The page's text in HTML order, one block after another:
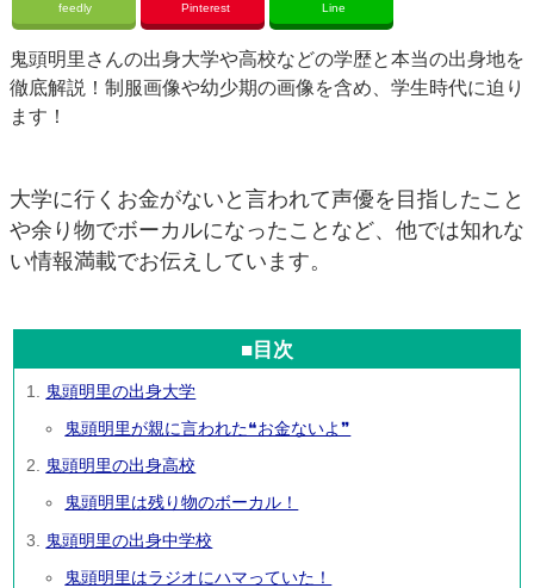
feedly Pinterest Line
鬼頭明里さんの出身大学や高校などの学歴と本当の出身地を
徹底解説！制服画像や幼少期の画像を含め、学生時代に迫り
ます！
大学に行くお金がないと言われて声優を目指したこと
や余り物でボーカルになったことなど、他では知れな
い情報満載でお伝えしています。
■目次
鬼頭明里の出身大学
鬼頭明里が親に言われた❝お金ないよ❞
鬼頭明里の出身高校
鬼頭明里は残り物のボーカル！
鬼頭明里の出身中学校
鬼頭明里はラジオにハマっていた！